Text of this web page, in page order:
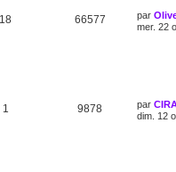
18 66577 par
mer. 22
1 9878 par
dim. 12